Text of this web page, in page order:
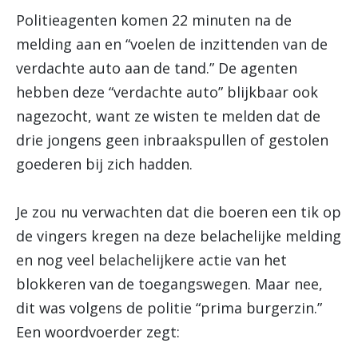
Politieagenten komen 22 minuten na de
melding aan en “voelen de inzittenden van de
verdachte auto aan de tand.” De agenten
hebben deze “verdachte auto” blijkbaar ook
nagezocht, want ze wisten te melden dat de
drie jongens geen inbraakspullen of gestolen
goederen bij zich hadden.
Je zou nu verwachten dat die boeren een tik op
de vingers kregen na deze belachelijke melding
en nog veel belachelijkere actie van het
blokkeren van de toegangswegen. Maar nee,
dit was volgens de politie “prima burgerzin.”
Een woordvoerder zegt: